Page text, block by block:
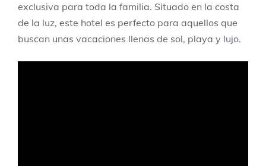
exclusiva para toda la familia. Situado en la costa
de la luz, este hotel es perfecto para aquellos que
buscan unas vacaciones llenas de sol, playa y lujo.